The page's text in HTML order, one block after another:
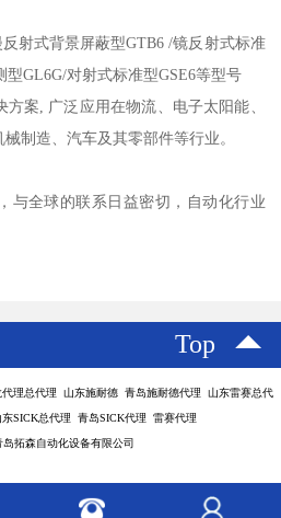
射式背景屏蔽型GTB6 /镜反射式标准
GL6G/对射式标准型GSE6等型号
案, 广泛应用在物流、电子太阳能、
制造、汽车及其零部件等行业。
与全球的联系日益密切，自动化行业
Top
理总代理 山东施耐德 青岛施耐德代理 山东雷赛总代
SICK总代理 青岛SICK代理 雷赛代理
岛拓森自动化设备有限公司